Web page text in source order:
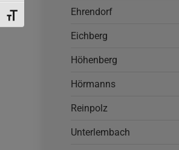
Schrift vergrößernEhrendorf
Eichberg
Höhenberg
Hörmanns
Reinpolz
Unterlembach